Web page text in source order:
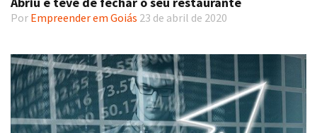
Por Empreender em Goiás 23 de abril de 2020